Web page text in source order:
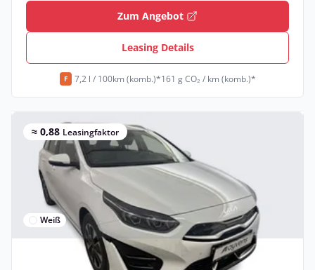
Zum Angebot
Leasing Details
F 7,2 l / 100km (komb.)*161 g CO₂ / km (komb.)*
≈ 0,88 Leasingfaktor
Weiß
Privat & Gewerbe